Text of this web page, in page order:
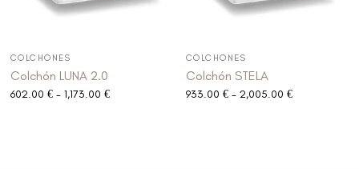
COLCHONES
Colchón LUNA 2.0
602.00 € - 1,173.00 €
COLCHONES
Colchón STELA
933.00 € - 2,005.00 €